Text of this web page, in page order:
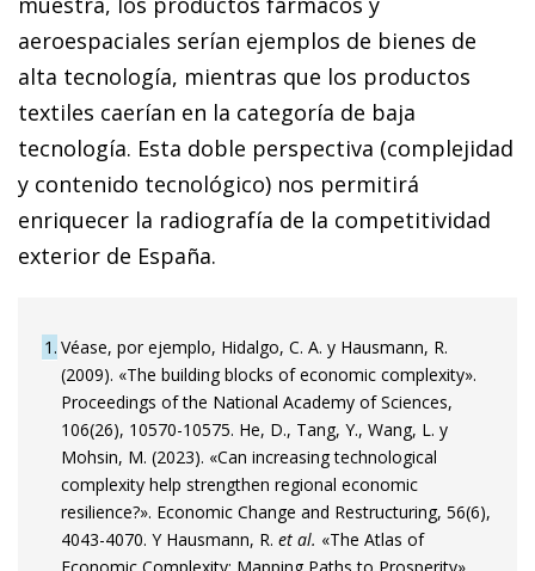
aeroespaciales serían ejemplos de bienes de
alta tecnología, mientras que los productos
textiles caerían en la categoría de baja
tecnología. Esta doble perspectiva (complejidad
y contenido tecnológico) nos permitirá
enriquecer la radiografía de la competitividad
exterior de España.
1 Véase, por ejemplo, Hidalgo, C. A. y Hausmann, R.
(2009). «The building blocks of economic complexity».
Proceedings of the National Academy of Sciences,
106(26), 10570-10575. He, D., Tang, Y., Wang, L. y
Mohsin, M. (2023). «Can increasing technological
complexity help strengthen regional economic
resilience?». Economic Change and Restructuring, 56(6),
4043-4070. Y Hausmann, R. et al. «The Atlas of
Economic Complexity: Mapping Paths to Prosperity».